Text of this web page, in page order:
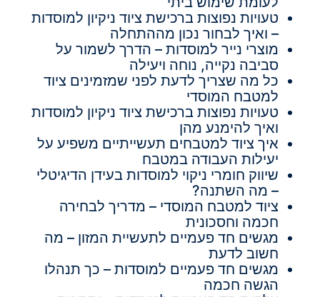
טעויות נפוצות ברכישת ציוד ניקיון למוסדות
– ואיך לבחור נכון מההתחלה
מוצרי נייר למוסדות – הדרך לשמור על
סביבה נקייה, נוחה ויעילה
כל מה שצריך לדעת לפני שמזמינים ציוד
למטבח המוסדי
טעויות נפוצות ברכישת ציוד ניקיון למוסדות
ואיך להימנע מהן
איך ציוד למטבחים תעשייתיים משפיע על
יעילות העבודה במטבח
שיווק חומרי ניקוי למוסדות בעידן הדיגיטלי
– מה השתנה?
ציוד למטבח המוסדי – מדריך לבחירה
חכמה וחסכונית
מגשים חד פעמיים לתעשיית המזון – מה
חשוב לדעת
מגשים חד פעמיים למוסדות – כך תנהלו
הגשה חכמה